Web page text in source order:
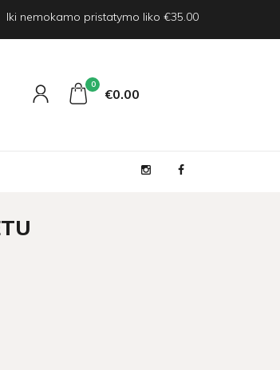
Iki nemokamo pristatymo liko €35.00
0
€0 00